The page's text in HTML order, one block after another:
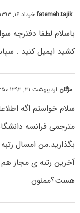
fatemeh.tajikخرداد ۱۶, ۱۳۹۳ at ۲:۰۹ ب٫ظ
کشید ایمیل کنید .
مژگان اردیبهشت ۳۱, ۱۳۹۳ at ۱:۵۰ ق٫ظ
سلام خواستم اگه
هست؟ممنون